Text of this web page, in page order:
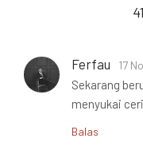
Ferfau 17
Sekarang
menyukai
Balas